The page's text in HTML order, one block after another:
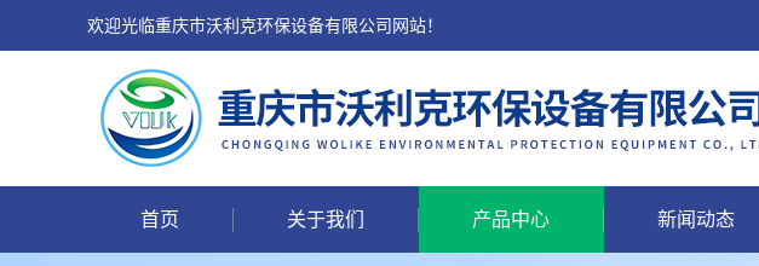
欢迎光临重庆市沃利克环保设备有限公司网站！
首页 关于我们 产品中心 新闻动态